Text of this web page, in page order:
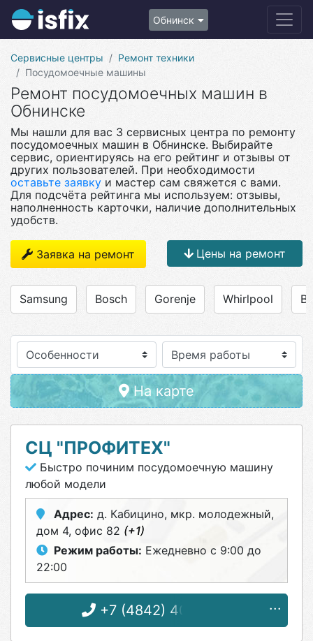
Обнинск
Сервисные центры
Ремонт техники
Посудомоечные машины
Ремонт посудомоечных машин в
Обнинске
Мы нашли для вас 3 сервисных центра по ремонту
посудомоечных машин в Обнинске. Выбирайте
сервис, ориентируясь на его рейтинг и отзывы от
других пользователей. При необходимости
оставьте заявку и мастер сам свяжется с вами.
Для подсчёта рейтинга мы используем: отзывы,
наполненность карточки, наличие дополнительных
удобств.
Заявка на ремонт Цены на ремонт
Samsung Bosch Gorenje Whirlpool
Особенности
На карте
СЦ "ПРОФИТЕХ"
Быстро починим посудомоечную машину
любой модели
Адрес: д. Кабицино, мкр. молодежный,
дом 4, офис 82 (+1)
Режим работы: Ежедневно с 9:00 до
22:00
+7 (4842) 40-15-52